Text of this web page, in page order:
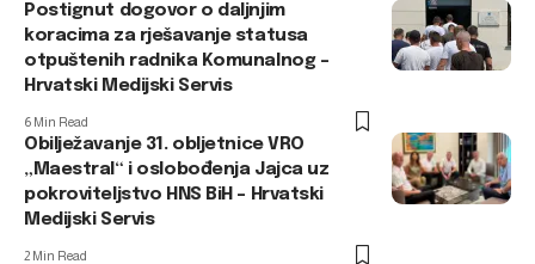
Postignut dogovor o daljnjim
koracima za rješavanje statusa
otpuštenih radnika Komunalnog –
Hrvatski Medijski Servis
6 Min Read
Obilježavanje 31. obljetnice VRO
„Maestral“ i oslobođenja Jajca uz
pokroviteljstvo HNS BiH – Hrvatski
Medijski Servis
2 Min Read